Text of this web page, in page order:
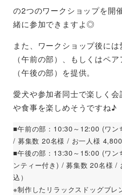
の2つのワークショップを開
緒に参加できますよ◎
また、ワークショップ後に
（午前の部）、もしくはペ
（午後の部）を提供。
愛犬や参加者同士で楽しく会
や食事を楽しめそうですね♪
■午前の部：10:30～12:00 (ワン
/ 募集数 20名様 / お一人様 4,800
■午後の部：13:30～15:00 (ワン
ンティー付き) / 募集数 20名様 /
込）
※制作したリラックスドッグブレ